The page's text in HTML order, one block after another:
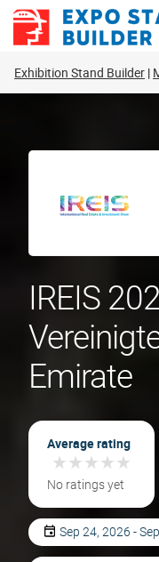
Zum
Inhalt
Exhibition Stand Builder
IREIS
Emirate
Average rating
★★★★★
★★★★★
No ratings yet
Sep 24, 2026 -